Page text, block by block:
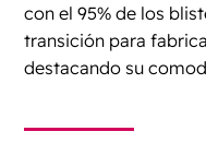
con el 95% de los
transición para
destacando su